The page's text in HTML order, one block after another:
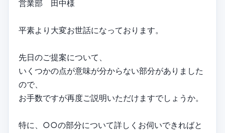
営業部 田中様
平素より大変お世話になっております。
先日のご提案について、
いくつかの点が意味が分からない部分がありました
ので、
お手数ですが再度ご説明いただけますでしょうか。
特に、○○の部分について詳しくお伺いできればと